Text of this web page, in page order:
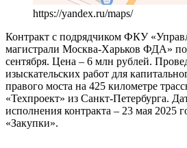
https://yandex.ru/maps/
Контракт с подрядчиком ФКУ
магистрали Москва-Харьков ФДА»
сентября. Цена – 6 млн рублей.
изыскательских работ для
правого моста на 425 километре
«Техпроект» из Санкт-Петербурга.
исполнения контракта – 23 мая 2025
«Закупки».